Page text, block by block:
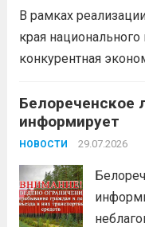
Ждем
В рамках
края
конкурентная
доступных мерах
среднего
желающих вести
Белореченское
информирует
НОВОСТИ 29.07.2026